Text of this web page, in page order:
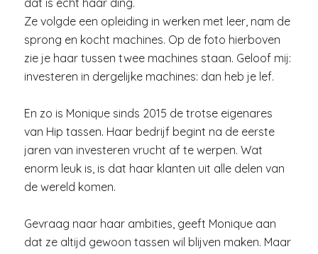
dat is echt haar ding.
Ze volgde een opleiding in werken met leer, nam de
sprong en kocht machines. Op de foto hierboven
zie je haar tussen twee machines staan. Geloof mij:
investeren in dergelijke machines: dan heb je lef.
En zo is Monique sinds 2015 de trotse eigenares
van Hip tassen. Haar bedrijf begint na de eerste
jaren van investeren vrucht af te werpen. Wat
enorm leuk is, is dat haar klanten uit alle delen van
de wereld komen.
Gevraag naar haar ambities, geeft Monique aan
dat ze altijd gewoon tassen wil blijven maken. Maar